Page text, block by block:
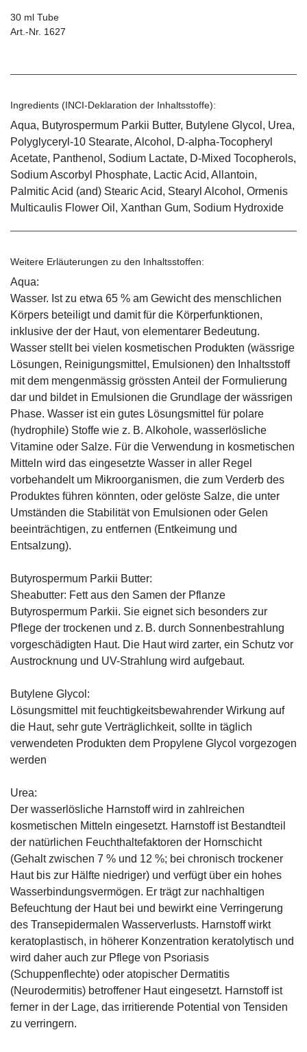
30 ml Tube
Art.-Nr. 1627
Ingredients (INCI-Deklaration der Inhaltsstoffe):
Aqua, Butyrospermum Parkii Butter, Butylene Glycol, Urea,
Polyglyceryl-10 Stearate, Alcohol, D-alpha-Tocopheryl
Acetate, Panthenol, Sodium Lactate, D-Mixed Tocopherols,
Sodium Ascorbyl Phosphate, Lactic Acid, Allantoin,
Palmitic Acid (and) Stearic Acid, Stearyl Alcohol, Ormenis
Multicaulis Flower Oil, Xanthan Gum, Sodium Hydroxide
Weitere Erläuterungen zu den Inhaltsstoffen:
Aqua:
Wasser. Ist zu etwa 65 % am Gewicht des menschlichen
Körpers beteiligt und damit für die Körperfunktionen,
inklusive der der Haut, von elementarer Bedeutung.
Wasser stellt bei vielen kosmetischen Produkten (wässrige
Lösungen, Reinigungsmittel, Emulsionen) den Inhaltsstoff
mit dem mengenmässig grössten Anteil der Formulierung
dar und bildet in Emulsionen die Grundlage der wässrigen
Phase. Wasser ist ein gutes Lösungsmittel für polare
(hydrophile) Stoffe wie z. B. Alkohole, wasserlösliche
Vitamine oder Salze. Für die Verwendung in kosmetischen
Mitteln wird das eingesetzte Wasser in aller Regel
vorbehandelt um Mikroorganismen, die zum Verderb des
Produktes führen könnten, oder gelöste Salze, die unter
Umständen die Stabilität von Emulsionen oder Gelen
beeinträchtigen, zu entfernen (Entkeimung und
Entsalzung).
Butyrospermum Parkii Butter:
Sheabutter: Fett aus den Samen der Pflanze
Butyrospermum Parkii. Sie eignet sich besonders zur
Pflege der trockenen und z. B. durch Sonnenbestrahlung
vorgeschädigten Haut. Die Haut wird zarter, ein Schutz vor
Austrocknung und UV-Strahlung wird aufgebaut.
Butylene Glycol:
Lösungsmittel mit feuchtigkeitsbewahrender Wirkung auf
die Haut, sehr gute Verträglichkeit, sollte in täglich
verwendeten Produkten dem Propylene Glycol vorgezogen
werden
Urea:
Der wasserlösliche Harnstoff wird in zahlreichen
kosmetischen Mitteln eingesetzt. Harnstoff ist Bestandteil
der natürlichen Feuchthaltefaktoren der Hornschicht
(Gehalt zwischen 7 % und 12 %; bei chronisch trockener
Haut bis zur Hälfte niedriger) und verfügt über ein hohes
Wasserbindungsvermögen. Er trägt zur nachhaltigen
Befeuchtung der Haut bei und bewirkt eine Verringerung
des Transepidermalen Wasserverlusts. Harnstoff wirkt
keratoplastisch, in höherer Konzentration keratolytisch und
wird daher auch zur Pflege von Psoriasis
(Schuppenflechte) oder atopischer Dermatitis
(Neurodermitis) betroffener Haut eingesetzt. Harnstoff ist
ferner in der Lage, das irritierende Potential von Tensiden
zu verringern.